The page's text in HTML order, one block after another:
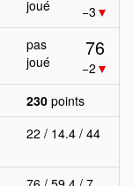
joué
−3 ▼
pas
joué
76
−2 ▼
230 points
22 / 14.4 / 44